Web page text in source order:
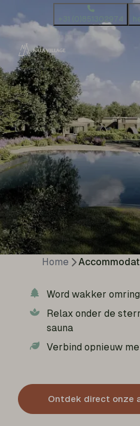
Home
Word wakker
Relax onder de
sauna
Verbind opnieuw
Ontdek direct onze